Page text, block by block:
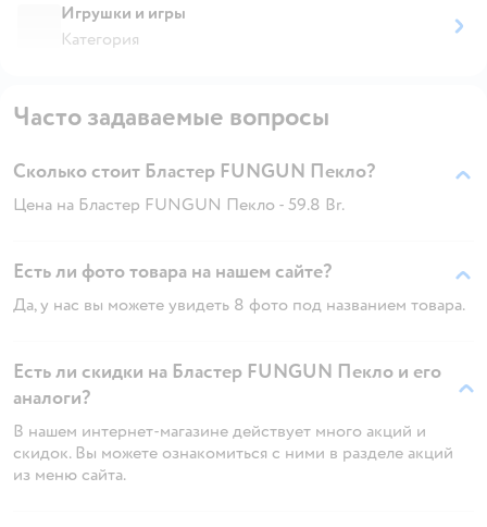
Игрушки и игры
Категория
Часто задаваемые вопросы
Сколько стоит Бластер FUNGUN Пекло?
Цена на Бластер FUNGUN Пекло - 59.8 Br.
Есть ли фото товара на нашем сайте?
Да, у нас вы можете увидеть 8 фото под названием товара.
Есть ли скидки на Бластер FUNGUN Пекло и его
аналоги?
В нашем интернет-магазине действует много акций и
скидок. Вы можете ознакомиться с ними в разделе акций
из меню сайта.